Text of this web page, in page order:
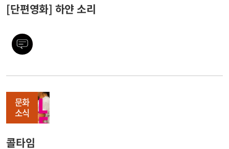
[단편영화] 하얀 소리
문화
소식
콜타임